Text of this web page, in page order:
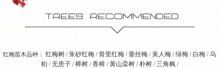
红梅苗木品种： 红梅树 /朱砂红梅 /骨里红梅 /垂丝梅 /美人梅 /绿梅 / 白梅 /乌
桕 /无患子/榉树/香樟/黄山栾树/朴树/三角枫/